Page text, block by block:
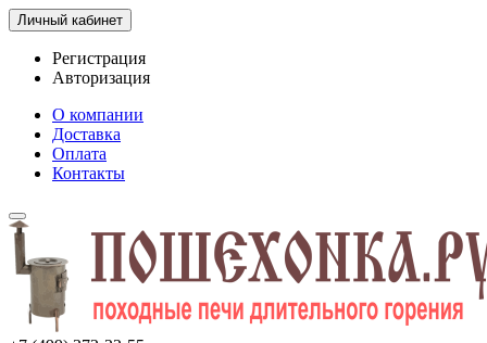
Личный кабинет
Регистрация
Авторизация
О компании
Доставка
Оплата
Контакты